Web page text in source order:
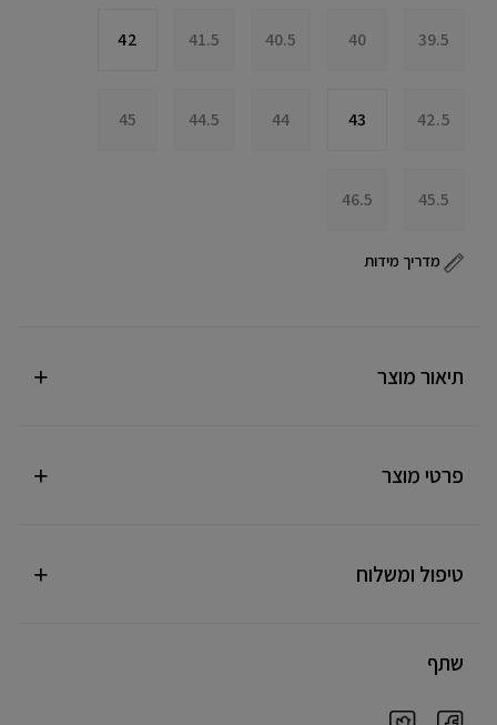
39.5
40
40.5
41.5
42
42.5
43
44
44.5
45
45.5
46.5
מדריך מידות
תיאור מוצר
פרטי מוצר
טיפול ומשלוח
שתף